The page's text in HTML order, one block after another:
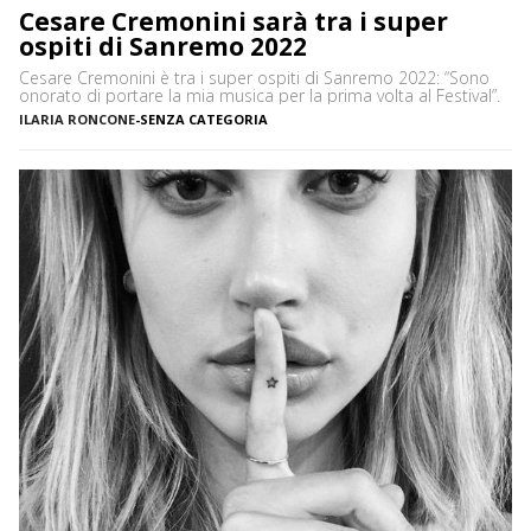
Cesare Cremonini sarà tra i super
ospiti di Sanremo 2022
Cesare Cremonini è tra i super ospiti di Sanremo 2022: “Sono
onorato di portare la mia musica per la prima volta al Festival”.
ILARIA RONCONE-SENZA CATEGORIA